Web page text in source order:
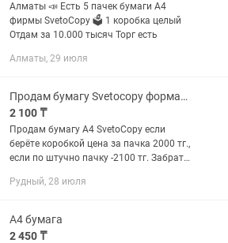
Алматы 📣 Есть 5 пачек бумаги А4
фирмы SvetoCopy 🗳️ 1 коробка целый
Отдам за 10.000 тысяч Торг есть
Алматы, 29 июля
Продам бумагу Svetocopy формата А4
2 100 ₸
Продам бумагу А4 SvetoCopy если
берёте коробкой цена за пачка 2000 тг.,
если по штучно пачку -2100 тг. Забрать
Рудный, 28 июля
А4 бумага
2 450 ₸